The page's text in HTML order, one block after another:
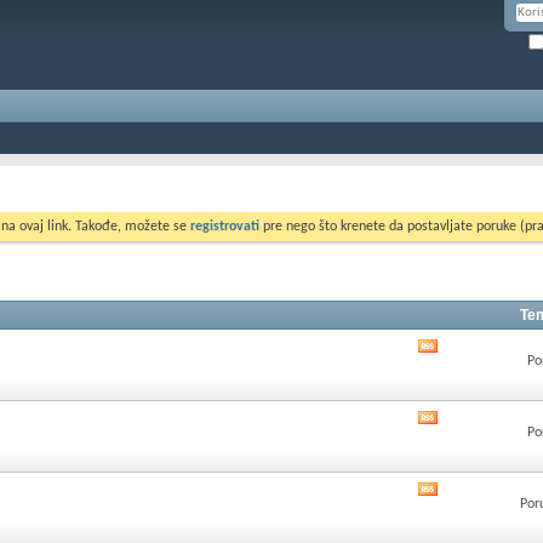
ovaj link. Takođe, možete se registrovati pre nego što krenete da postavljate poruke
ovog
ovog